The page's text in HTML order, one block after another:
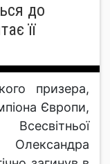
до
її
призера,
Європи,